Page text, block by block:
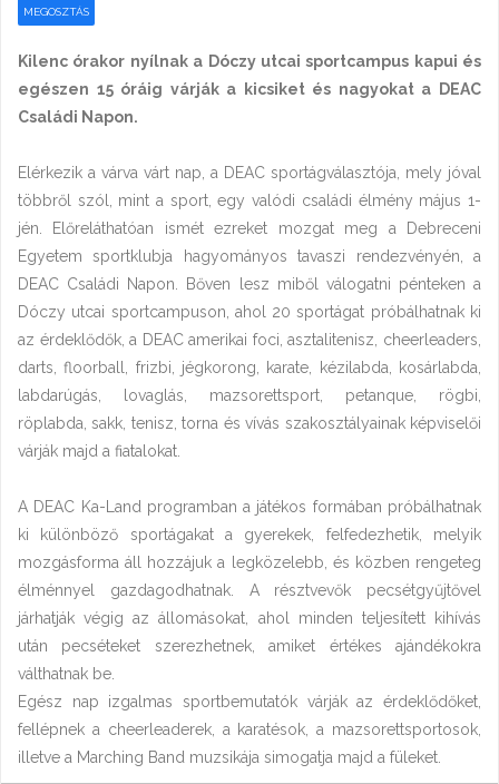
MEGOSZTÁS
Kilenc órakor nyílnak a Dóczy utcai sportcampus kapui és
egészen 15 óráig várják a kicsiket és nagyokat a DEAC
Családi Napon.
Elérkezik a várva várt nap, a DEAC sportágválasztója, mely jóval
többről szól, mint a sport, egy valódi családi élmény május 1-
jén. Előreláthatóan ismét ezreket mozgat meg a Debreceni
Egyetem sportklubja hagyományos tavaszi rendezvényén, a
DEAC Családi Napon. Bőven lesz miből válogatni pénteken a
Dóczy utcai sportcampuson, ahol 20 sportágat próbálhatnak ki
az érdeklődők, a DEAC amerikai foci, asztalitenisz, cheerleaders,
darts, floorball, frizbi, jégkorong, karate, kézilabda, kosárlabda,
labdarúgás, lovaglás, mazsorettsport, petanque, rögbi,
röplabda, sakk, tenisz, torna és vívás szakosztályainak képviselői
várják majd a fiatalokat.
A DEAC Ka-Land programban a játékos formában próbálhatnak
ki különböző sportágakat a gyerekek, felfedezhetik, melyik
mozgásforma áll hozzájuk a legközelebb, és közben rengeteg
élménnyel gazdagodhatnak. A résztvevők pecsétgyűjtővel
járhatják végig az állomásokat, ahol minden teljesített kihívás
után pecséteket szerezhetnek, amiket értékes ajándékokra
válthatnak be.
Egész nap izgalmas sportbemutatók várják az érdeklődőket,
fellépnek a cheerleaderek, a karatésok, a mazsorettsportosok,
illetve a Marching Band muzsikája simogatja majd a füleket.